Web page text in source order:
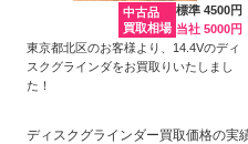
中古品
買取相場
標準 4500円
当社 5000円
東京都北区のお客様より、14.4Vのディ
スクグラインダをお買取りいたしまし
た！
ディスクグラインダー買取価格の実